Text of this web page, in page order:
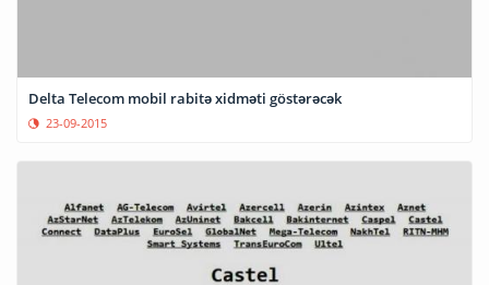
Delta Telecom mobil rabitə xidməti göstərəcək
23-09-2015